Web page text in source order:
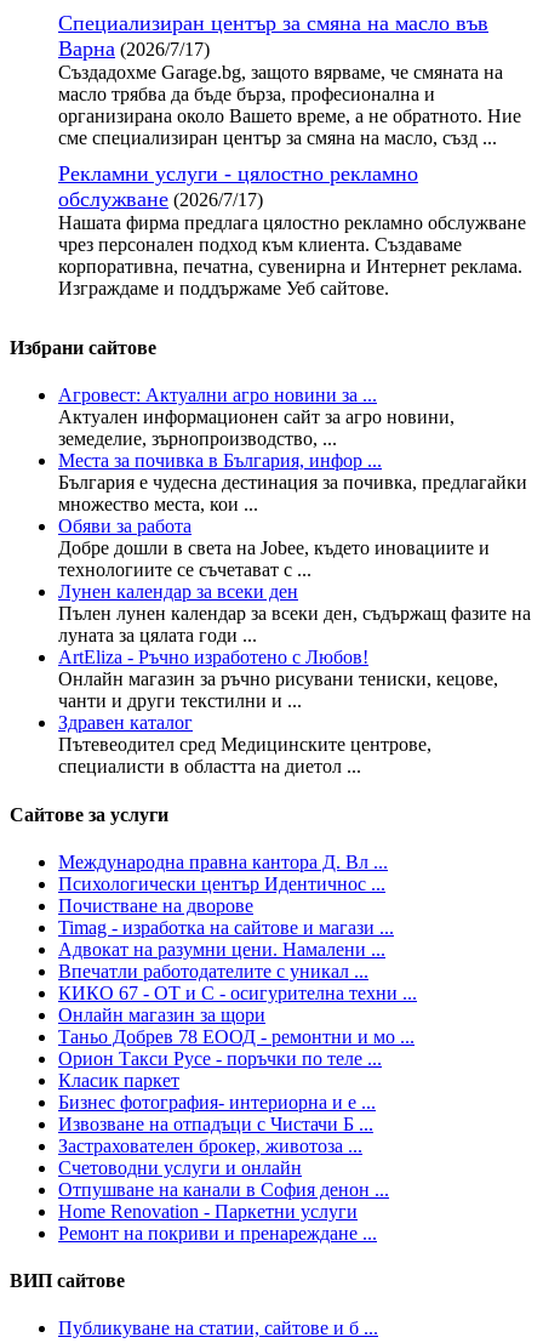
Специализиран център за смяна на масло във
Варна (2026/7/17)
Създадохме Garage.bg, защото вярваме, че смяната на
масло трябва да бъде бърза, професионална и
организирана около Вашето време, а не обратното. Ние
сме специализиран център за смяна на масло, създ ...
Рекламни услуги - цялостно рекламно
обслужване (2026/7/17)
Нашата фирма предлага цялостно рекламно обслужване
чрез персонален подход към клиента. Създаваме
корпоративна, печатна, сувенирна и Интернет реклама.
Изграждаме и поддържаме Уеб сайтове.
Избрани сайтове
Агровест: Актуални агро новини за ...
Актуален информационен сайт за агро новини,
земеделие, зърнопроизводство, ...
Места за почивка в България, инфор ...
България е чудесна дестинация за почивка, предлагайки
множество места, кои ...
Обяви за работа
Добре дошли в света на Jobee, където иновациите и
технологиите се съчетават с ...
Лунен календар за всеки ден
Пълен лунен календар за всеки ден, съдържащ фазите на
луната за цялата годи ...
ArtEliza - Ръчно изработено с Любов!
Онлайн магазин за ръчно рисувани тениски, кецове,
чанти и други текстилни и ...
Здравен каталог
Пътевеодител сред Медицинските центрове,
специалисти в областта на диетол ...
Сайтове за услуги
Международна правна кантора Д. Вл ...
Психологически център Идентичнос ...
Почистване на дворове
Timag - изработка на сайтове и магази ...
Адвокат на разумни цени. Намалени ...
Впечатли работодателите с уникал ...
КИКО 67 - ОТ и С - осигурителна техни ...
Онлайн магазин за щори
Таньо Добрев 78 ЕООД - ремонтни и мо ...
Орион Такси Русе - поръчки по теле ...
Класик паркет
Бизнес фотография- интериорна и е ...
Извозване на отпадъци с Чистачи Б ...
Застрахователен брокер, животоза ...
Счетоводни услуги и онлайн
Отпушване на канали в София денон ...
Home Renovation - Паркетни услуги
Ремонт на покриви и пренареждане ...
ВИП сайтове
Публикуване на статии, сайтове и б ...